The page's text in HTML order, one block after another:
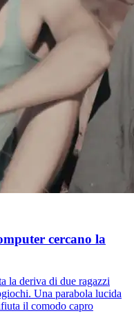
cercano la
la deriva di due ragazzi
Una parabola lucida
il comodo capro